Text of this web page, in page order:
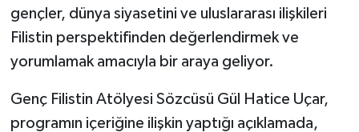
gençler, dünya siyasetini ve uluslararası ilişkileri
Filistin perspektifinden değerlendirmek ve
yorumlamak amacıyla bir araya geliyor.
Genç Filistin Atölyesi Sözcüsü Gül Hatice Uçar,
programın içeriğine ilişkin yaptığı açıklamada,